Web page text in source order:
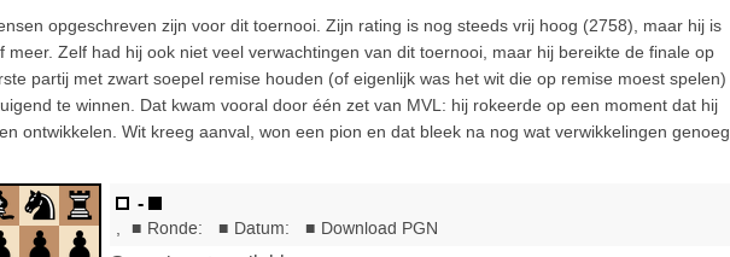
opgeschreven zijn voor dit toernooi. Zijn rating is nog steeds vrij hoog (2758), maar hij is
meer. Zelf had hij ook niet veel verwachtingen van dit toernooi, maar hij bereikte de finale op
partij met zwart soepel remise houden (of eigenlijk was het wit die op remise moest spelen)
te winnen. Dat kwam vooral door één zet van MVL: hij rokeerde op een moment dat hij
ontwikkelen. Wit kreeg aanval, won een pion en dat bleek na nog wat verwikkelingen genoeg